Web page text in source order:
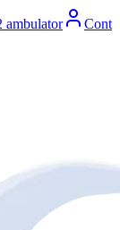
ambulator
Cont